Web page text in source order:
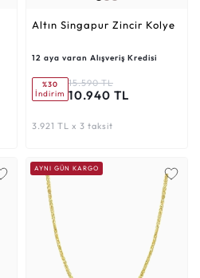
Altın Singapur Zincir Kolye
12 aya varan Alışveriş Kredisi
%30
İndirim
15.590 TL
10.940 TL
3.921 TL x 3 taksit
AYNI GÜN KARGO